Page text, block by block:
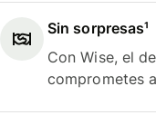
Sin sorpresas¹
Con Wise, el
comprometes